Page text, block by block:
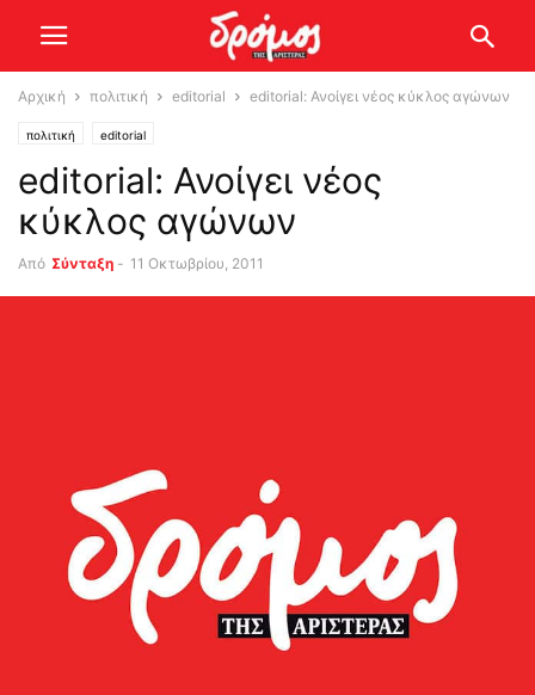
Αρχική πολιτική editorial editorial: Ανοίγει νέος κύκλος αγώνων
πολιτική editorial
editorial: Ανοίγει νέος
κύκλος αγώνων
Από Σύνταξη - 11 Οκτωβρίου, 2011